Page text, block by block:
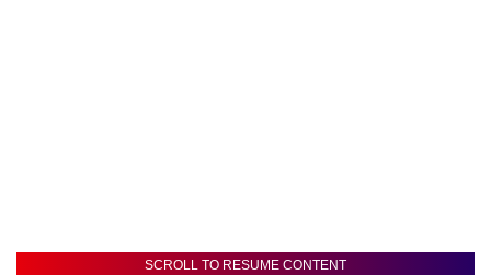
SCROLL TO RESUME CONTENT